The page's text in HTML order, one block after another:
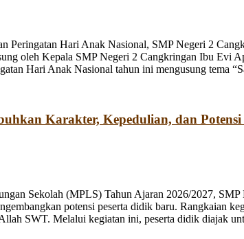
Peringatan Hari Anak Nasional, SMP Negeri 2
oleh Kepala SMP Negeri 2 Cangkringan Ibu Evi
Hari Anak Nasional tahun ini mengusung
Karakter, Kepedulian, dan Potensi
Sekolah (MPLS) Tahun Ajaran 2026/2027,
potensi peserta didik baru. Rangkaian
SWT. Melalui kegiatan ini, peserta didik diajak